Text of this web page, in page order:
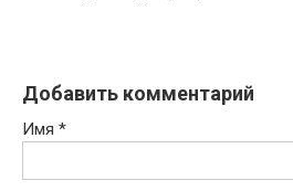
Добавить комментарий
Имя *